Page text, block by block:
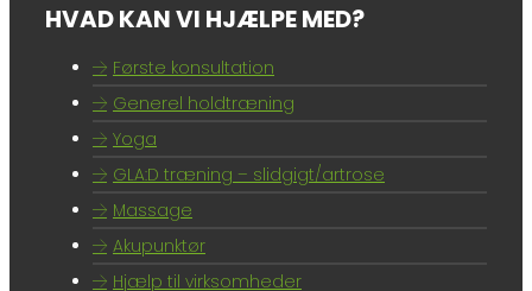
HVAD KAN VI HJÆLPE MED?
Første konsultation
Generel holdtræning
Yoga
GLA:D træning – slidgigt/artrose
Massage
Akupunktør
Hjælp til virksomheder